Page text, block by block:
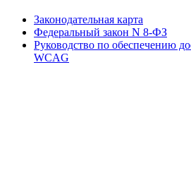
Законодательная карта
Федеральный закон N 8-ФЗ
Руководство по обеспечению
WCAG